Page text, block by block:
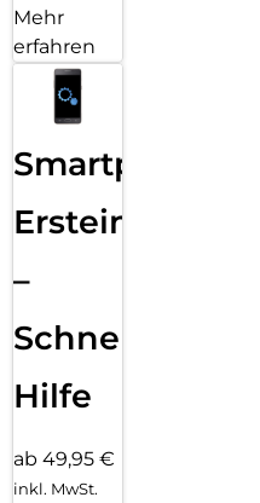
Mehr
erfahren
Smartphone
Ersteinrichtung
–
Schnelle
Hilfe
ab 49,95 €
inkl. MwSt.